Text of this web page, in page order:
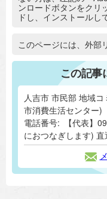
ンロードボタンをクリ
ドし、インストールし
追加情報：外部リン
このページには、外部
この記事
人吉市 市民部 地域
市消費生活センター)
電話番号:
【代表】
におつなぎします)